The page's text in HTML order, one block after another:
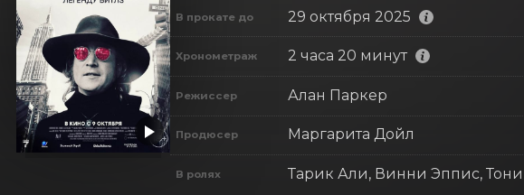
В прокате до 29 октября 2025
Хронометраж 2 часа 20 минут
Режиссер Алан Паркер
Продюсер Маргарита Дойл
В ролях Тарик Али, Винни Эппис, Тони